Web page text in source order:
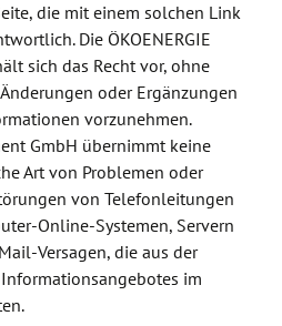
die mit einem solchen Link
Die ÖKOENERGIE
sich das Recht vor, ohne
oder Ergänzungen
vorzunehmen.
GmbH übernimmt keine
Art von Problemen oder
von Telefonleitungen
Online-Systemen, Servern
Versagen, die aus der
im